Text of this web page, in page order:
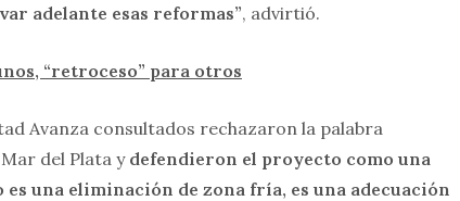
adelante esas reformas”, advirtió.
“retroceso” para otros
Avanza consultados rechazaron la palabra
del Plata y defendieron el proyecto como una
es una eliminación de zona fría, es una adecuación